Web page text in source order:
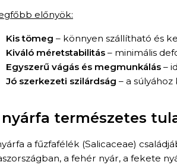
előnyök:
Kis tömeg – könnyen szállítható és
Kiváló méretstabilitás – minimális
Egyszerű vágás és megmunkálás –
Jó szerkezeti szilárdság – a
természetes
a fűzfafélék (Salicaceae)
a fehér nyár, a fekete